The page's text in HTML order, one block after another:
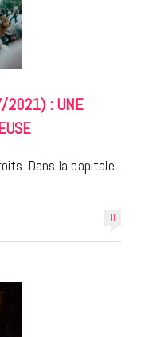
2021) : UNE
Dans la capitale,
0